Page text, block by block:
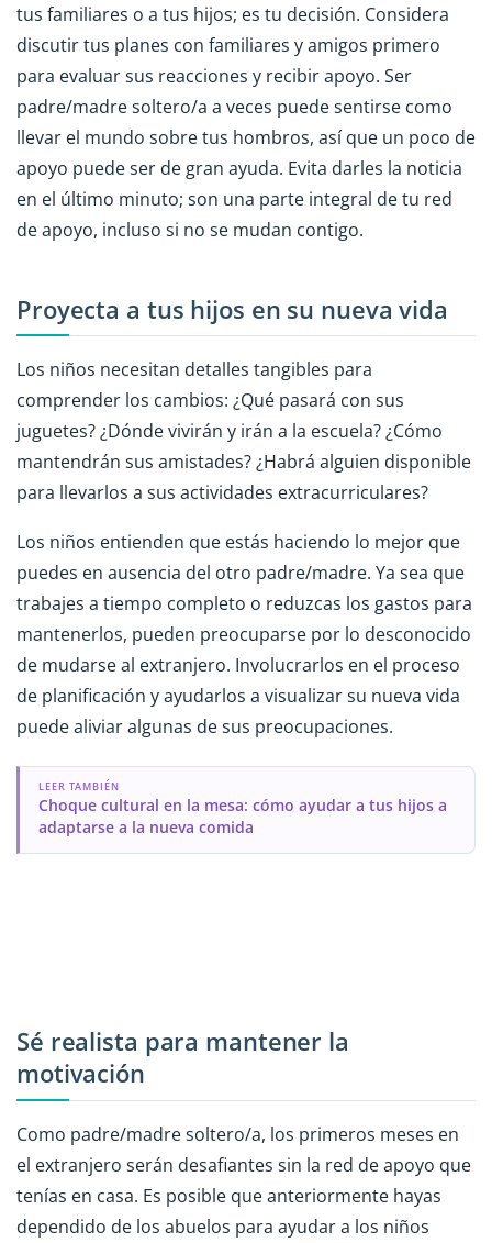
tus familiares o a tus hijos; es tu decisión. Considera
discutir tus planes con familiares y amigos primero
para evaluar sus reacciones y recibir apoyo. Ser
padre/madre soltero/a a veces puede sentirse como
llevar el mundo sobre tus hombros, así que un poco de
apoyo puede ser de gran ayuda. Evita darles la noticia
en el último minuto; son una parte integral de tu red
de apoyo, incluso si no se mudan contigo.
Proyecta a tus hijos en su nueva vida
Los niños necesitan detalles tangibles para
comprender los cambios: ¿Qué pasará con sus
juguetes? ¿Dónde vivirán y irán a la escuela? ¿Cómo
mantendrán sus amistades? ¿Habrá alguien disponible
para llevarlos a sus actividades extracurriculares?
Los niños entienden que estás haciendo lo mejor que
puedes en ausencia del otro padre/madre. Ya sea que
trabajes a tiempo completo o reduzcas los gastos para
mantenerlos, pueden preocuparse por lo desconocido
de mudarse al extranjero. Involucrarlos en el proceso
de planificación y ayudarlos a visualizar su nueva vida
puede aliviar algunas de sus preocupaciones.
LEER TAMBIÉN
Choque cultural en la mesa: cómo ayudar a tus hijos a
adaptarse a la nueva comida
Sé realista para mantener la
motivación
Como padre/madre soltero/a, los primeros meses en
el extranjero serán desafiantes sin la red de apoyo que
tenías en casa. Es posible que anteriormente hayas
dependido de los abuelos para ayudar a los niños